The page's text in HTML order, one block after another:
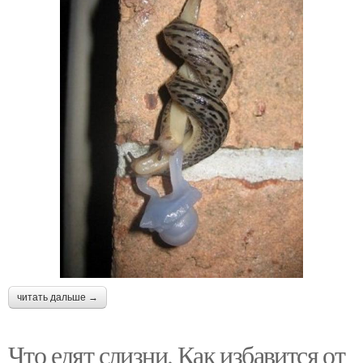
читать дальше →
Что едят слизни. Как избавится от